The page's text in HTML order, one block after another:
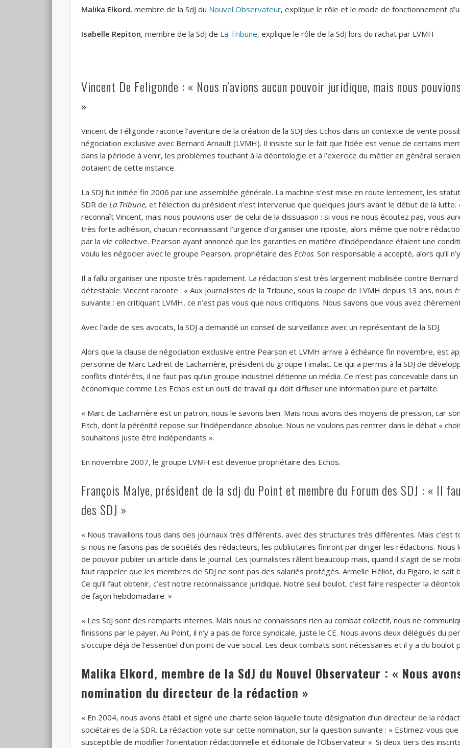
Malika Elkord, membre de la SdJ du Nouvel Observateur, explique le rôle et le mode de fonctionnement
Isabelle Repiton, membre de la SdJ de La Tribune, explique le rôle de la SdJ lors du rachat par LVMH
Vincent De Feligonde : « Nous n’avions aucun pouvoir juridique, mais nous
»
Vincent de Féligonde raconte l’aventure de la création de la SDJ des Echos dans un contexte de vente
négociation exclusive avec Bernard Arnault (LVMH). Il insiste sur le fait que l’idée est venue de certains
dans la période à venir, les problèmes touchant à la déontologie et à l’exercice du métier en général
dotaient de cette instance.
La SDJ fut initiée fin 2006 par une assemblée générale. La machine s’est mise en route lentement, les
SDR de La Tribune, et l’élection du président n’est intervenue que quelques jours avant le début de la lutte.
reconnaît Vincent, mais nous pouvions user de celui de la dissuasion : si vous ne nous écoutez pas, vous
très forte adhésion, chacun reconnaissant l’urgence d’organiser une riposte, alors même que notre
par la vie collective. Pearson ayant annoncé que les garanties en matière d’indépendance étaient une
voulu les négocier avec le groupe Pearson, propriétaire des Echos. Son responsable a accepté, alors qu’il
Il a fallu organiser une riposte très rapidement. La rédaction s’est très largement mobilisée contre
détestable. Vincent raconte : « Aux journalistes de la Tribune, sous la coupe de LVMH depuis 13 ans, nous
suivante : en critiquant LVMH, ce n’est pas vous que nous critiquons. Nous savons que vous avez
Avec l’aide de ses avocats, la SDJ a demandé un conseil de surveillance avec un représentant de la SDJ.
Alors que la clause de négociation exclusive entre Pearson et LVMH arrive à échéance fin novembre, est
personne de Marc Ladreit de Lacharrière, président du groupe Fimalac. Ce qui a permis à la SDJ de
conflits d’intérêts, il ne faut pas qu’un groupe industriel détienne un média. Ce n’est pas concevable dans
économique comme Les Echos est un outil de travail qui doit diffuser une information pure et parfaite.
« Marc de Lacharrière est un patron, nous le savons bien. Mais nous avons des moyens de pression, car
Fitch, dont la pérénité repose sur l’indépendance absolue. Nous ne voulons pas rentrer dans le débat «
souhaitons juste être indépendants ».
En novembre 2007, le groupe LVMH est devenue propriétaire des Echos.
François Malye, président de la sdj du Point et membre du Forum des SDJ : « Il
des SDJ »
« Nous travaillons tous dans des journaux très différents, avec des structures très différentes. Mais c’est
si nous ne faisons pas de sociétés des rédacteurs, les publicitaires finiront par diriger les rédactions. Nous
de pouvoir publier un article dans le journal. Les journalistes râlent beaucoup mais, quand il s’agit de se
faut rappeler que les membres de SDJ ne sont pas des salariés protégés. Armelle Héliot, du Figaro, le sait
Ce qu’il faut obtenir, c’est notre reconnaissance juridique. Notre seul boulot, c’est faire respecter la
de façon hebdomadaire. »
« Les SdJ sont des remparts internes. Mais nous ne connaissons rien au combat collectif, nous ne
finissons par le payer. Au Point, il n’y a pas de force syndicale, juste le CE. Nous avons deux délégués du
s’occupe déjà de l’essentiel d’un point de vue social. Les deux combats sont nécessaires et il y a du boulot
Malika Elkord, membre de la SdJ du Nouvel Observateur : « Nous
nomination du directeur de la rédaction »
« En 2004, nous avons établi et signé une charte selon laquelle toute désignation d’un directeur de la
sociétaires de la SDR. La rédaction vote sur cette nomination, sur la question suivante : « Estimez-vous
susceptible de modifier l’orientation rédactionnelle et éditoriale de l’Observateur ». Si deux tiers des